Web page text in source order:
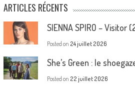
ARTICLES RÉCENTS
SIENNA SPIRO – Visitor
Posted on 24 juillet 2026
She’s Green : le
Posted on 22 juillet 2026